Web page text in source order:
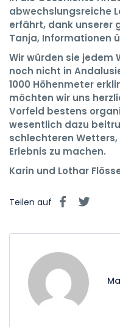
abwechslungsreiche
erfährt, dank unserer
Tanja, Informationen
Wir würden sie jedem
noch nicht in
1000 Höhenmeter
möchten wir uns
Vorfeld bestens
wesentlich dazu
schlechteren
Erlebnis zu machen.
Karin und Lothar
Teilen auf